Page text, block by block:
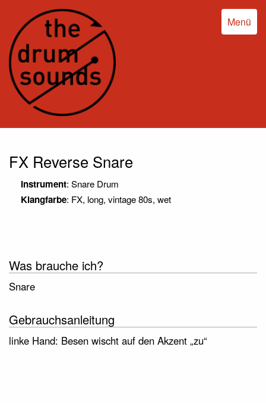
Menü
FX Reverse Snare
Instrument: Snare Drum
Klangfarbe: FX, long, vintage 80s, wet
Was brauche ich?
Snare
Gebrauchsanleitung
linke Hand: Besen wischt auf den Akzent „zu“